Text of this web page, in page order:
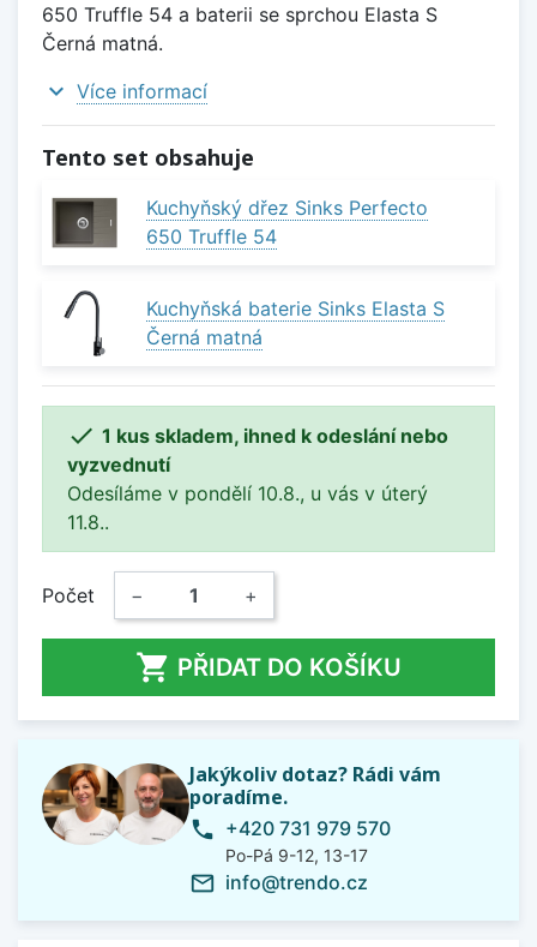
650 Truffle 54 a baterii se sprchou Elasta S
Černá matná.
expand_more Více informací
Tento set obsahuje
Kuchyňský dřez Sinks Perfecto
650 Truffle 54
Kuchyňská baterie Sinks Elasta S
Černá matná
 1 kus skladem, ihned k odeslání nebo
vyzvednutí
Odesíláme v pondělí 10.8., u vás v úterý
11.8..
Počet − +
 PŘIDAT DO KOŠÍKU
Jakýkoliv dotaz? Rádi vám
poradíme.
phone +420 731 979 570
Po-Pá 9-12, 13-17
mail_outline info@trendo.cz